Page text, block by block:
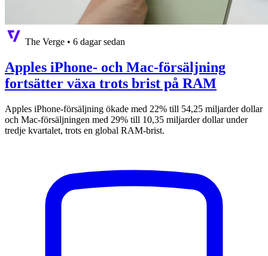
The Verge • 6 dagar sedan
Apples iPhone- och Mac-försäljning
fortsätter växa trots brist på RAM
Apples iPhone-försäljning ökade med 22% till 54,25 miljarder dollar
och Mac-försäljningen med 29% till 10,35 miljarder dollar under
tredje kvartalet, trots en global RAM-brist.